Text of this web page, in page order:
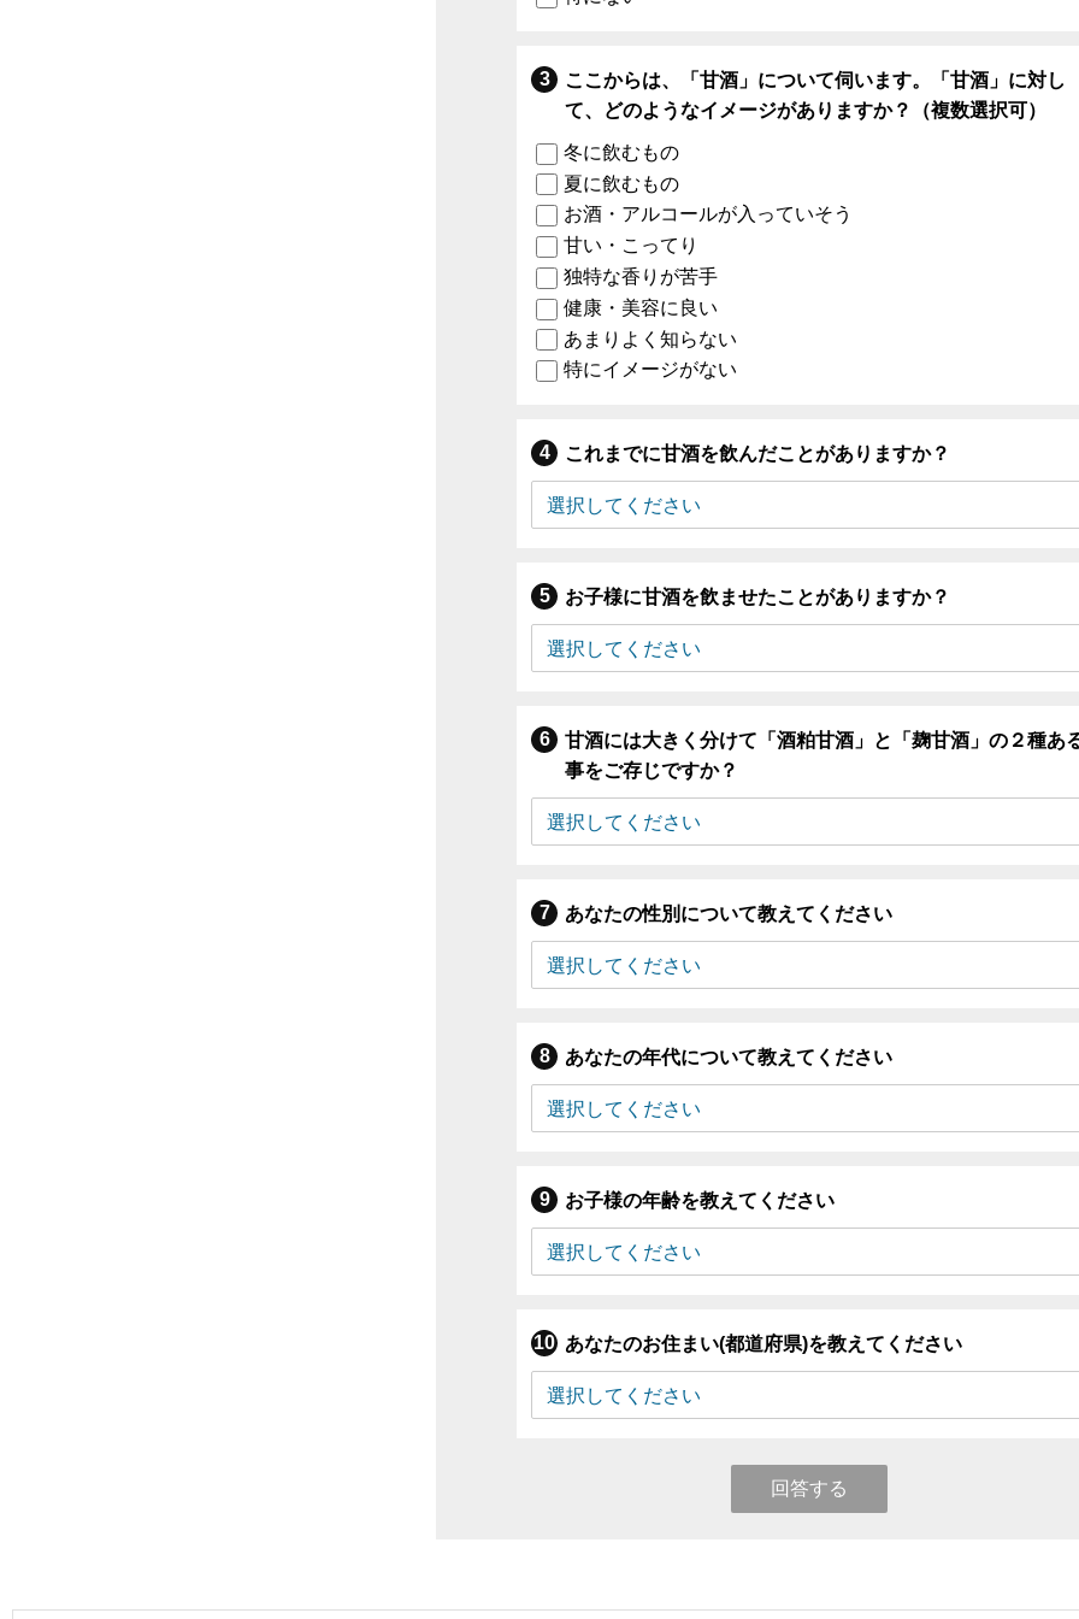
ここからは、「甘酒」について伺います。「甘酒」に対し
て、どのようなイメージがありますか？（複数選択可）
冬に飲むもの
夏に飲むもの
お酒・アルコールが入っていそう
甘い・こってり
独特な香りが苦手
健康・美容に良い
あまりよく知らない
特にイメージがない
これまでに甘酒を飲んだことがありますか？
お子様に甘酒を飲ませたことがありますか？
甘酒には大きく分けて「酒粕甘酒」と「麹甘酒」の２種あ
事をご存じですか？
あなたの性別について教えてください
あなたの年代について教えてください
お子様の年齢を教えてください
あなたのお住まい(都道府県)を教えてください
回答する